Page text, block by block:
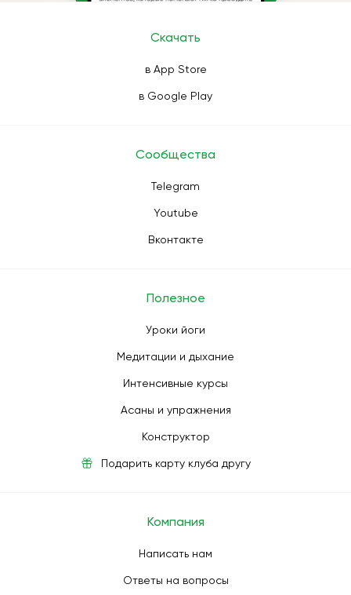
Скачать
в App Store
в Google Play
Сообщества
Telegram
Youtube
Вконтакте
Полезное
Уроки йоги
Медитации и дыхание
Интенсивные курсы
Асаны и упражнения
Конструктор
Подарить карту клуба другу
Компания
Написать нам
Ответы на вопросы